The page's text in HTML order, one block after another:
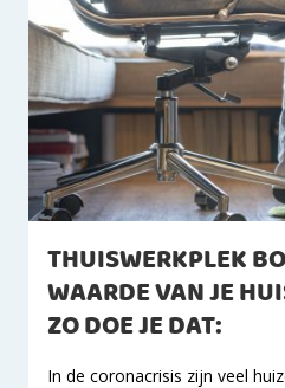
THUISWERKPLEK
WAARDE VAN JE
ZO DOE JE DAT:
In de coronacrisis zijn veel